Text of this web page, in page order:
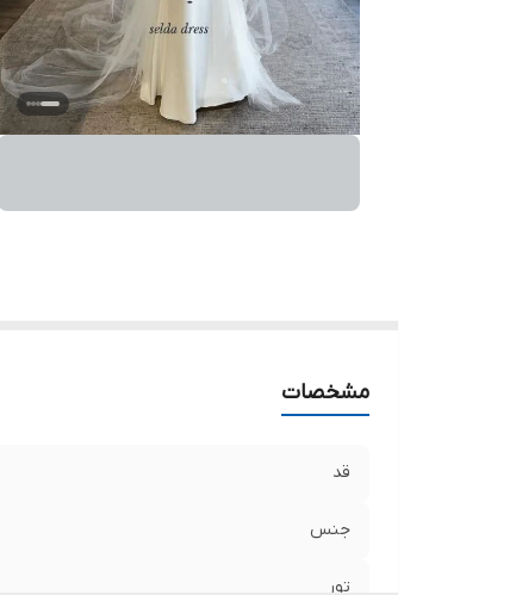
مشخصات
قد
جنس
تور